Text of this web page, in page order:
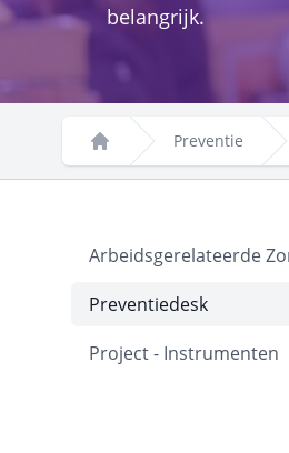
belangrijk.
Home
Preventie
Arbeidsgerelateerde
Preventiedesk
Project - Instrumenten